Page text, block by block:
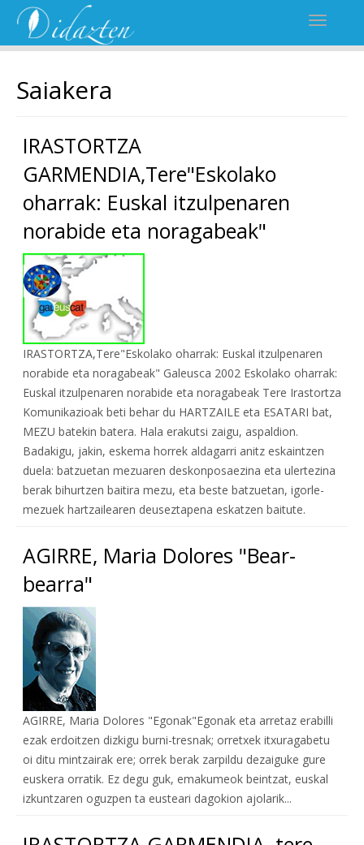
Saiakera
IRASTORTZA
GARMENDIA,Tere"Eskolako
oharrak: Euskal itzulpenaren
norabide eta noragabeak"
IRASTORTZA,Tere"Eskolako oharrak: Euskal itzulpenaren
norabide eta noragabeak" Galeusca 2002 Eskolako oharrak:
Euskal itzulpenaren norabide eta noragabeak Tere Irastortza
Komunikazioak beti behar du HARTZAILE eta ESATARI bat,
MEZU batekin batera. Hala erakutsi zaigu, aspaldion.
Badakigu, jakin, eskema horrek aldagarri anitz eskaintzen
duela: batzuetan mezuaren deskonposaezina eta ulertezina
berak bihurtzen baitira mezu, eta beste batzuetan, igorle-
mezuek hartzailearen deuseztapena eskatzen baitute.
AGIRRE, Maria Dolores "Bear-
bearra"
AGIRRE, Maria Dolores "Egonak"Egonak eta arretaz erabilli
ezak erdoitzen dizkigu burni-tresnak; orretxek itxuragabetu
oi ditu mintzairak ere; orrek berak zarpildu dezaiguke gure
euskera orratik. Ez degu guk, emakumeok beintzat, euskal
izkuntzaren oguzpen ta eusteari dagokion ajolarik...